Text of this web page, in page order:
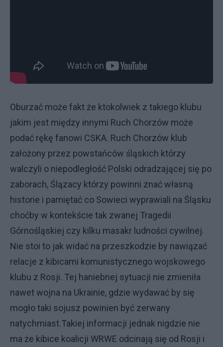
Oburzać może fakt że ktokolwiek z takiego klubu
jakim jest między innymi Ruch Chorzów może
podać rękę fanowi CSKA. Ruch Chorzów klub
założony przez powstańców śląskich którzy
walczyli o niepodległość Polski odradzającej się po
zaborach, Ślązacy którzy powinni znać własną
historie i pamiętać co Sowieci wyprawiali na Śląsku
choćby w kontekście tak zwanej Tragedii
Górnośląskiej czy kilku masakr ludności cywilnej.
Nie stoi to jak widać na przeszkodzie by nawiązać
relacje z kibicami komunistycznego wojskowego
klubu z Rosji. Tej haniebnej sytuacji nie zmieniła
nawet wojna na Ukrainie, gdzie wydawać by się
mogło taki sojusz powinien być zerwany
natychmiast.Takiej informacji jednak nigdzie nie
ma że kibice koalicji WRWE odcinają się od Rosji i